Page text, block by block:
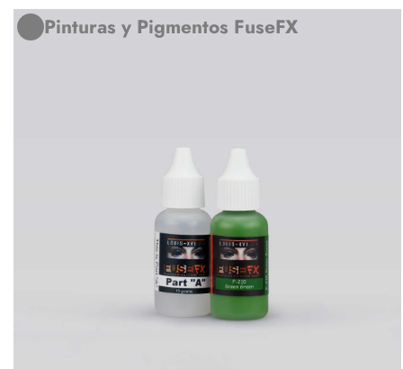
Pinturas y Pigmentos FuseFX